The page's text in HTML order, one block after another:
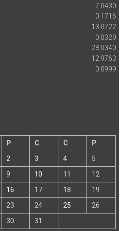
7.0430
0.1716
13.0722
0.0329
28.0340
12.9763
0.0999
P C C
P
2 3 4
5
9 10 11
12
16 17 18
19
23 24 25
26
30 31